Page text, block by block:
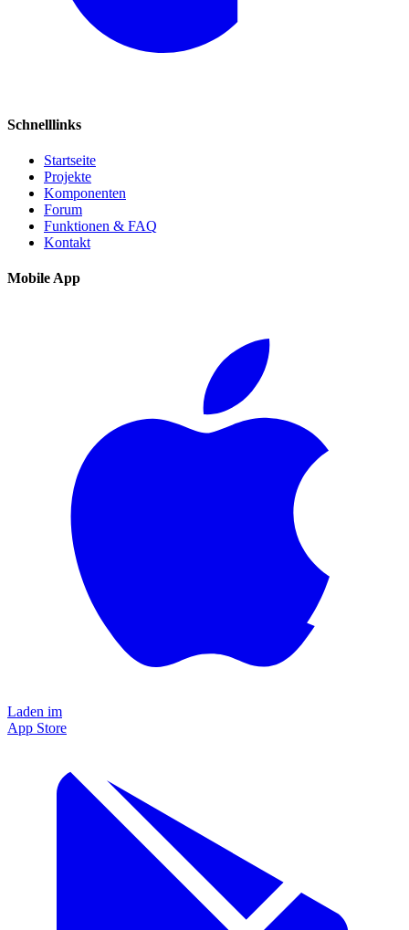
Schnelllinks
Startseite
Projekte
Komponenten
Forum
Funktionen & FAQ
Kontakt
Mobile App
Laden im
App Store